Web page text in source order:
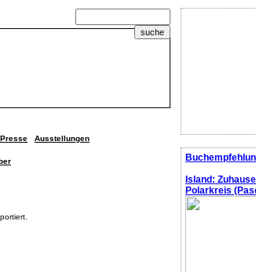
Island:
Polarkreis
Presse Ausstellungen